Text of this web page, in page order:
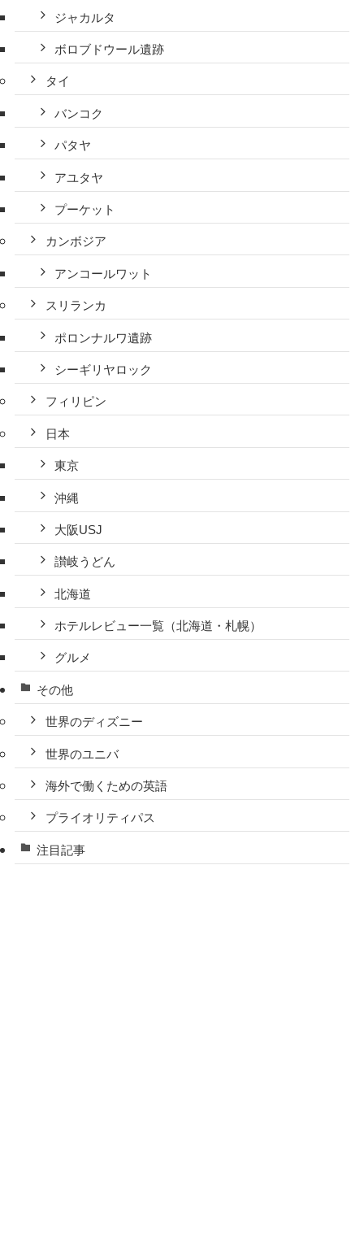
ジャカルタ
ボロブドウール遺跡
タイ
バンコク
パタヤ
アユタヤ
プーケット
カンボジア
アンコールワット
スリランカ
ポロンナルワ遺跡
シーギリヤロック
フィリピン
日本
東京
沖縄
大阪USJ
讃岐うどん
北海道
ホテルレビュー一覧（北海道・札幌）
グルメ
その他
世界のディズニー
世界のユニバ
海外で働くための英語
プライオリティパス
注目記事